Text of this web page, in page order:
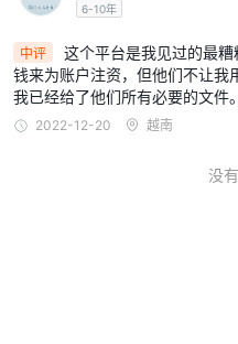
6-10年
中评
这个平台是我见过的最
钱来为账户注资，但他们不让我
我已经给了他们所有必要的文件。
2022-12-20 越南
没